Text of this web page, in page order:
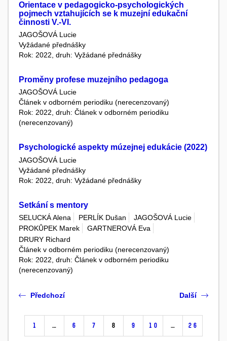
Orientace v pedagogicko-psychologických
pojmech vztahujících se k muzejní edukační
činnosti V.-VI.
JAGOŠOVÁ Lucie
Vyžádané přednášky
Rok: 2022, druh: Vyžádané přednášky
Proměny profese muzejního pedagoga
JAGOŠOVÁ Lucie
Článek v odborném periodiku (nerecenzovaný)
Rok: 2022, druh: Článek v odborném periodiku
(nerecenzovaný)
Psychologické aspekty múzejnej edukácie (2022)
JAGOŠOVÁ Lucie
Vyžádané přednášky
Rok: 2022, druh: Vyžádané přednášky
Setkání s mentory
SELUCKÁ Alena PERLÍK Dušan
JAGOŠOVÁ Lucie
PROKŮPEK Marek
GARTNEROVÁ Eva
DRURY Richard
Článek v odborném periodiku (nerecenzovaný)
Rok: 2022, druh: Článek v odborném periodiku
(nerecenzovaný)
Předchozí
1 … 6 7 8 9 10 … 26
Další